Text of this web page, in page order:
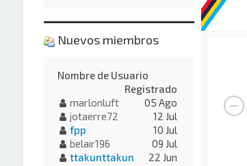
Nuevos miembros
Nombre de Usuario
Registrado
marlonluft
05 Ago
jotaerre72
12 Jul
fpp
10 Jul
belair196
09 Jul
ttakunttakun
22 Jun